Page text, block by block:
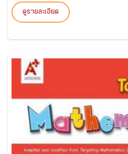
ดูรายละเอียด